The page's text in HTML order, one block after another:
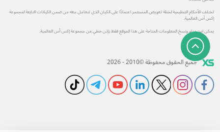
تختلف الأحكام التنظيمية لخطة تعويض المستثمر اعتمادًا على الكيان الذي تتعامل معه من ضمن الكيانات التابعة لمجموعة
إكس أس العالمية.
يمكن استخدام ونسخ المعلومات المتاحة على هذا الموقع فقط بإذن خطي من مجموعة إكس أس العالمية.
جميع الحقوق محفوظة ©2010 - 2026